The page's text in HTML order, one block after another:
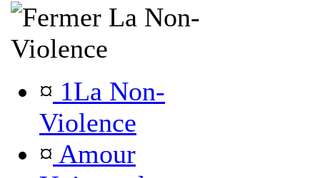
La Non-
Violence
¤ 1La Non-
Violence
¤ Amour